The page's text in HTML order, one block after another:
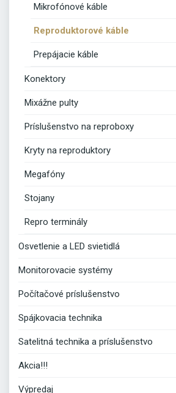
Mikrofónové káble
Reproduktorové káble
Prepájacie káble
Konektory
Mixážne pulty
Príslušenstvo na reproboxy
Kryty na reproduktory
Megafóny
Stojany
Repro terminály
Osvetlenie a LED svietidlá
Monitorovacie systémy
Počítačové príslušenstvo
Spájkovacia technika
Satelitná technika a príslušenstvo
Akcia!!!
Výpredaj